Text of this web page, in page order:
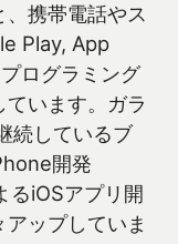
、携帯電話やス
Play, App
ログラミング
います。ガラ
続しているブ
開発
るiOSアプリ開
ップしていま